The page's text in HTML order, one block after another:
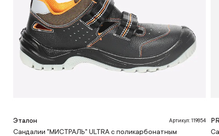
Эталон Артикул: 119854
Сандалии "МИСТРАЛЬ" ULTRA с поликарбонатным